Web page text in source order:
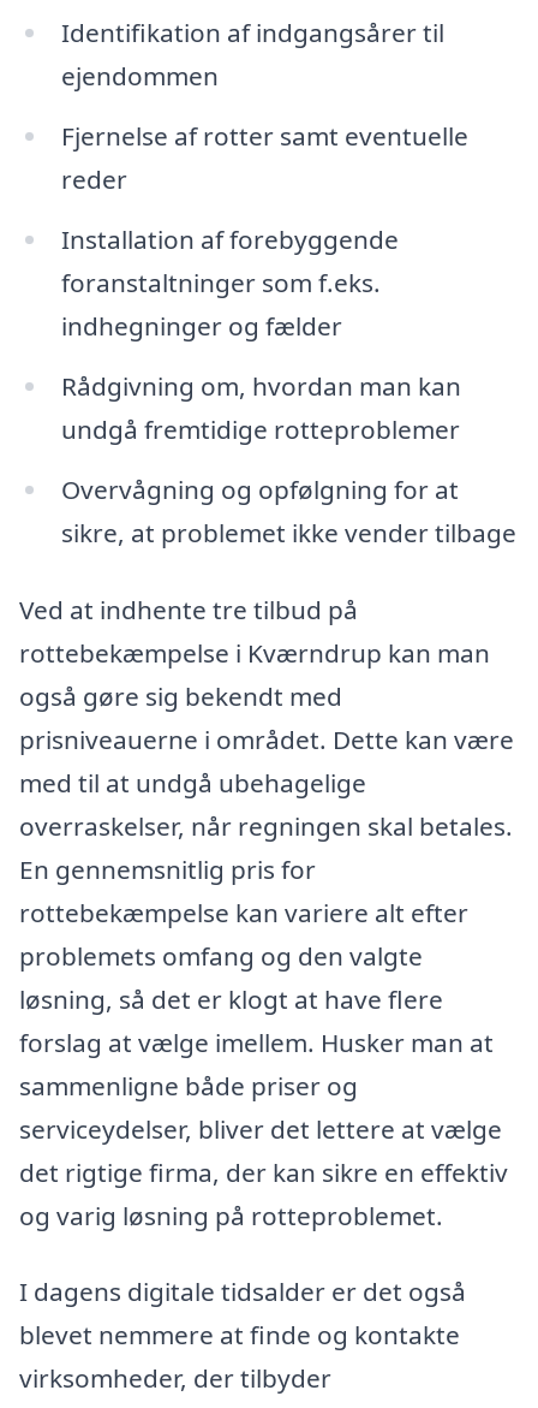
Identifikation af indgangsårer til
ejendommen
Fjernelse af rotter samt eventuelle
reder
Installation af forebyggende
foranstaltninger som f.eks.
indhegninger og fælder
Rådgivning om, hvordan man kan
undgå fremtidige rotteproblemer
Overvågning og opfølgning for at
sikre, at problemet ikke vender tilbage
Ved at indhente tre tilbud på
rottebekæmpelse i Kværndrup kan man
også gøre sig bekendt med
prisniveauerne i området. Dette kan være
med til at undgå ubehagelige
overraskelser, når regningen skal betales.
En gennemsnitlig pris for
rottebekæmpelse kan variere alt efter
problemets omfang og den valgte
løsning, så det er klogt at have flere
forslag at vælge imellem. Husker man at
sammenligne både priser og
serviceydelser, bliver det lettere at vælge
det rigtige firma, der kan sikre en effektiv
og varig løsning på rotteproblemet.
I dagens digitale tidsalder er det også
blevet nemmere at finde og kontakte
virksomheder, der tilbyder